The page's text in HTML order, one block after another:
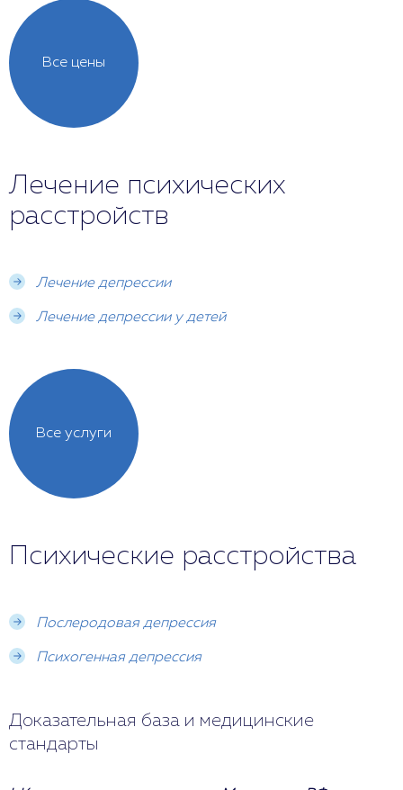
Все цены
Лечение психических
расстройств
Лечение депрессии
Лечение депрессии у детей
Все услуги
Психические расстройства
Послеродовая депрессия
Психогенная депрессия
Доказательная база и медицинские
стандарты